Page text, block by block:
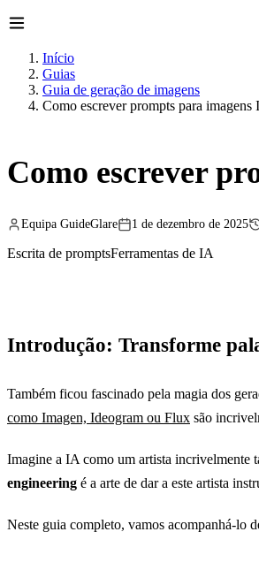
Início
Guias
Guia de geração de imagens
Como escrever prompts para
Como escrever
Equipa GuideGlare 1 de dezembro de 2025
Escrita de promptsFerramentas de IA
Introdução: Transforme
Também ficou fascinado pela magia dos
como Imagen, Ideogram ou Flux são
Imagine a IA como um artista incrivelmente
engineering é a arte de dar a este artista
Neste guia completo, vamos acompanhá-lo